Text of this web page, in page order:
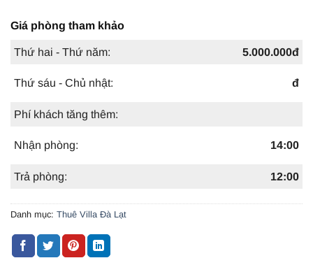
Giá phòng tham khảo
Thứ hai - Thứ năm: 5.000.000đ
Thứ sáu - Chủ nhật: đ
Phí khách tăng thêm:
Nhận phòng: 14:00
Trả phòng: 12:00
Danh mục: Thuê Villa Đà Lạt